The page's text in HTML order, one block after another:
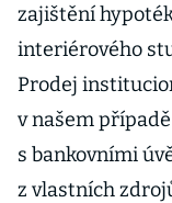
zajištění
interiérového
Prodej
v našem
s bankovními
z vlastních